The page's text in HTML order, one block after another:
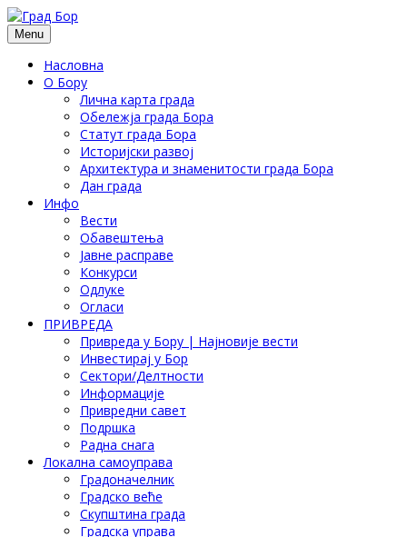
Menu
Насловна
О Бору
Лична карта града
Обележја града Бора
Статут града Бора
Историјски развој
Архитектура и знаменитости града Бора
Дан града
Инфо
Вести
Обавештења
Јавне расправе
Конкурси
Одлуке
Огласи
ПРИВРЕДА
Привреда у Бору | Најновије вести
Инвестирај у Бор
Сектори/Делтности
Информације
Привредни савет
Подршка
Радна снага
Локална самоуправа
Градоначелник
Градско веће
Скупштина града
Градска управа